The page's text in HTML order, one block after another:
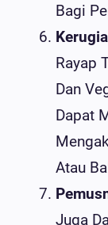
Bagi
Rayap
Dan
Dapat
Atau
Juga